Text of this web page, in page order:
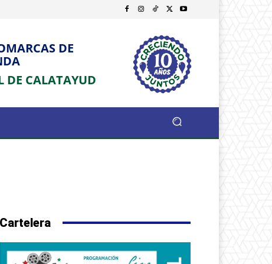
DE
DE CALATAYUD
Cartelera